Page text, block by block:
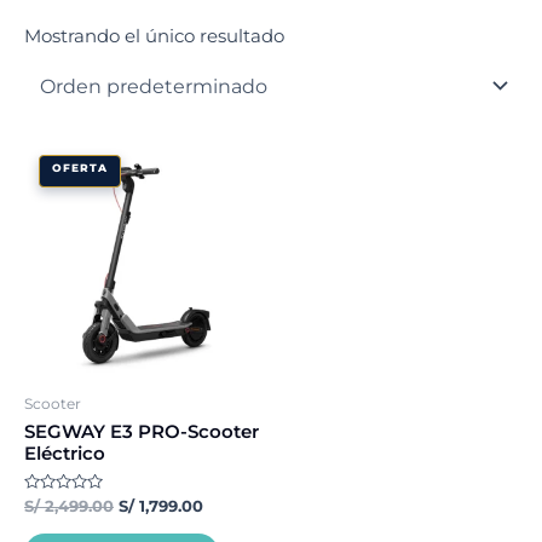
Mostrando el único resultado
OFERTA
Scooter
SEGWAY E3 PRO-Scooter
Eléctrico
Valorado
con
S/2,499.00
El
precio
original
era:
S/ 2,499.00.
S/1,799.00